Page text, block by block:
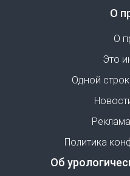
О
О
Это
Одной
Политика
Об